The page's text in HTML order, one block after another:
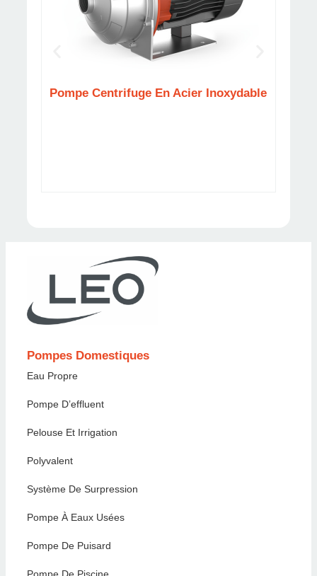
Pompe Centrifuge En Acier Inoxydable
Pompes Domestiques
Eau Propre
Pompe D’effluent
Pelouse Et Irrigation
Polyvalent
Système De Surpression
Pompe À Eaux Usées
Pompe De Puisard
Pompe De Piscine